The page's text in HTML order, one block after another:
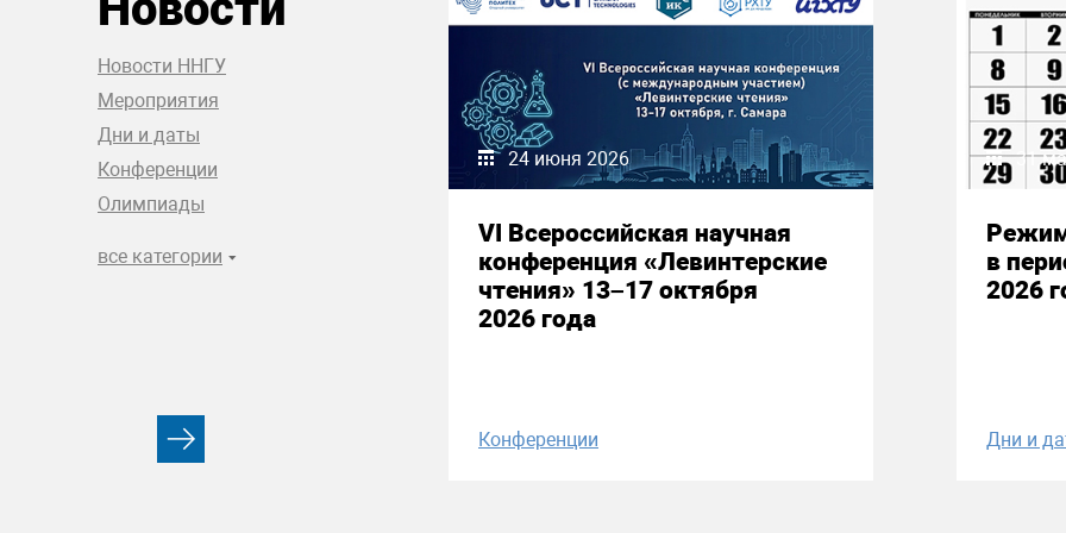
Новости ННГУ
Мероприятия
Дни и даты
Конференции
Олимпиады
все категории
24 июня 2026
VI Всероссийская научная
конференция «Левинтерские
чтения» 13–17 октября
2026 года
Конференции
31
в
2026
Дни и